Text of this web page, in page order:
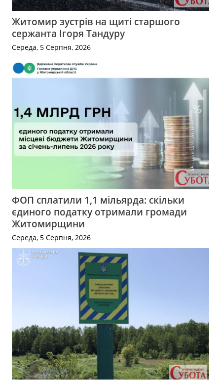
Житомир зустрів на щиті старшого
сержанта Ігоря Тандуру
Середа, 5 Серпня, 2026
ФОП сплатили 1,1 мільярда: скільки
єдиного податку отримали громади
Житомирщини
Середа, 5 Серпня, 2026